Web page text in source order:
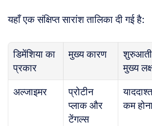
यहाँ एक संक्षिप्त सारांश तालिका दी गई है:
डिमेंशिया का
प्रकार
मुख्य कारण
शुरुआती
मुख्य
अल्जाइमर
प्रोटीन
प्लाक और
टेंगल्स
कम